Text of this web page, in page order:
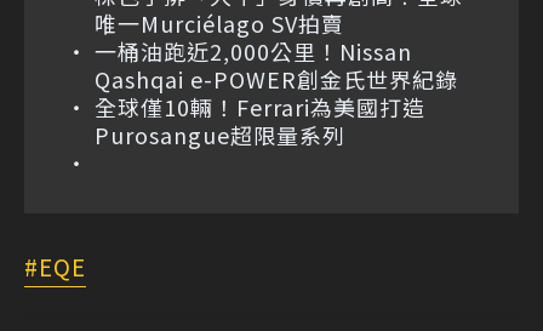
唯一Murciélago SV拍賣
一桶油跑近2,000公里！Nissan
Qashqai e-POWER創金氏世界紀錄
全球僅10輛！Ferrari為美國打造
Purosangue超限量系列
EQE